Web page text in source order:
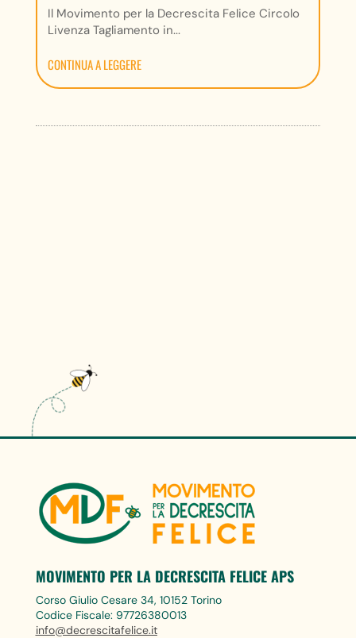
Il Movimento per la Decrescita Felice Circolo
Livenza Tagliamento in...
CONTINUA A LEGGERE
MOVIMENTO PER LA DECRESCITA FELICE APS
Corso Giulio Cesare 34, 10152 Torino
Codice Fiscale: 97726380013
info@decrescitafelice.it